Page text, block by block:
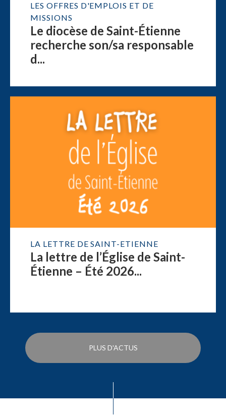
LES OFFRES D'EMPLOIS ET DE
MISSIONS
Le diocèse de Saint-Étienne
recherche son/sa responsable
d...
LA LETTRE DE SAINT-ETIENNE
La lettre de l’Église de Saint-
Étienne – Été 2026...
PLUS D'ACTUS